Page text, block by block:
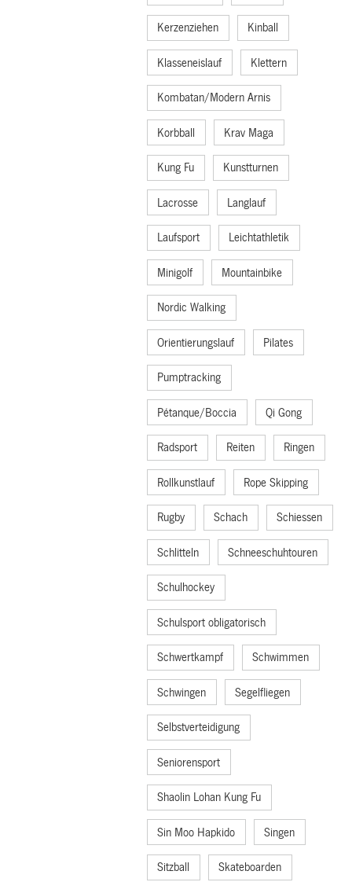
Kerzenziehen Kinball
Klasseneislauf Klettern
Kombatan/Modern Arnis
Korbball Krav Maga
Kung Fu Kunstturnen
Lacrosse Langlauf
Laufsport Leichtathletik
Minigolf Mountainbike
Nordic Walking
Orientierungslauf Pilates
Pumptracking
Pétanque/Boccia Qi Gong
Radsport Reiten Ringen
Rollkunstlauf Rope Skipping
Rugby Schach Schiessen
Schlitteln Schneeschuhtouren
Schulhockey
Schulsport obligatorisch
Schwertkampf Schwimmen
Schwingen Segelfliegen
Selbstverteidigung
Seniorensport
Shaolin Lohan Kung Fu
Sin Moo Hapkido Singen
Sitzball Skateboarden